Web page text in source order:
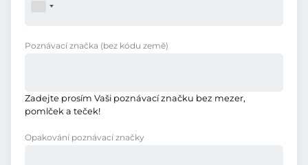
Poznávací značka (bez kódu země)
Zadejte prosím Vaši poznávací značku bez mezer,
pomlček a teček!
Opakování poznávací značky